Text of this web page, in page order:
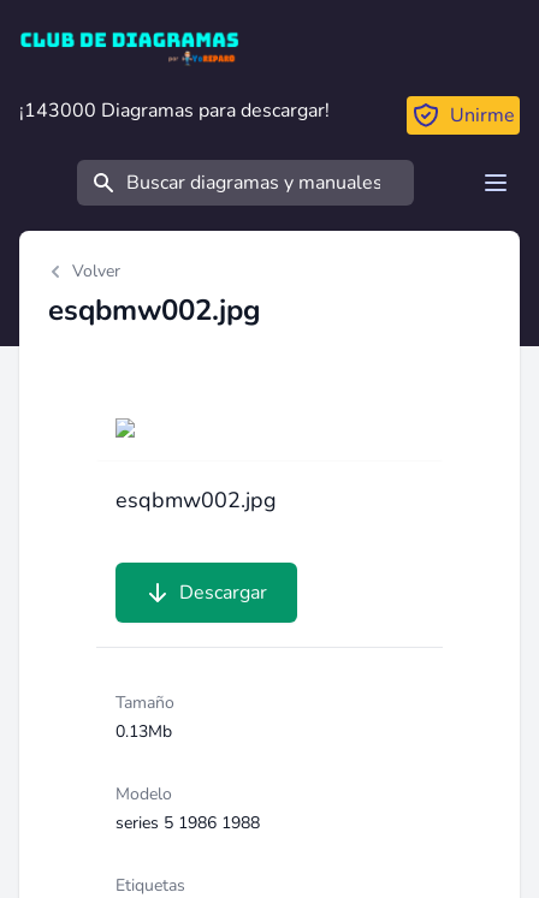
Club de Diagramas
¡143000 Diagramas para descargar!
¡143000 Diagramas para descargar! Unirme
Buscar
Volver
esqbmw002.jpg
esqbmw002.jpg
Descargar
Tamaño
0.13Mb
Modelo
series 5 1986 1988
Etiquetas